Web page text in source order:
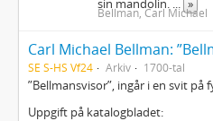
sin mandolin. ... »
Bellman, Carl Michael
Carl Michael Bellman:
SE S-HS Vf24 Arkiv 1700-tal
”Bellmansvisor”, ingår i en svit på
Uppgift på katalogbladet: